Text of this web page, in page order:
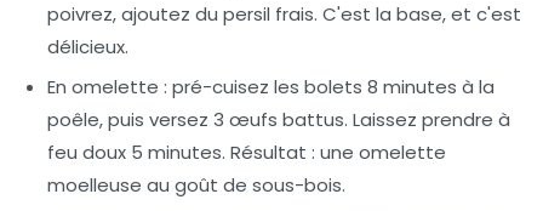
poivrez, ajoutez du persil frais. C'est la base, et c'est
délicieux.
En omelette : pré-cuisez les bolets 8 minutes à la
poêle, puis versez 3 œufs battus. Laissez prendre à
feu doux 5 minutes. Résultat : une omelette
moelleuse au goût de sous-bois.